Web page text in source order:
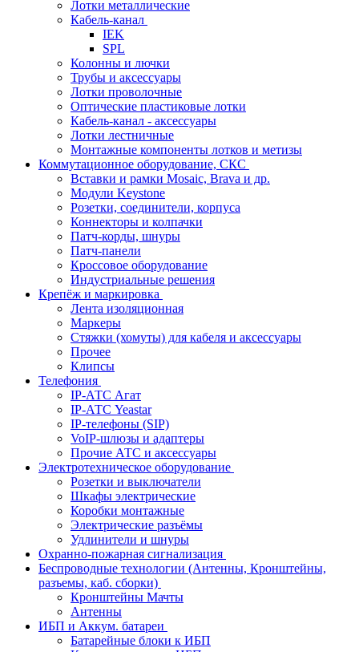
Лотки металлические
Кабель-канал
IEK
SPL
Колонны и лючки
Трубы и аксессуары
Лотки проволочные
Оптические пластиковые лотки
Кабель-канал - аксессуары
Лотки лестничные
Монтажные компоненты лотков и метизы
Коммутационное оборудование, СКС
Вставки и рамки Mosaic, Brava и др.
Модули Keystone
Розетки, соединители, корпуса
Коннекторы и колпачки
Патч-корды, шнуры
Патч-панели
Кроссовое оборудование
Индустриальные решения
Крепёж и маркировка
Лента изоляционная
Маркеры
Стяжки (хомуты) для кабеля и аксессуары
Прочее
Клипсы
Телефония
IP-АТС Агат
IP-АТС Yeastar
IP-телефоны (SIP)
VoIP-шлюзы и адаптеры
Прочие АТС и аксессуары
Электротехническое оборудование
Розетки и выключатели
Шкафы электрические
Коробки монтажные
Электрические разъёмы
Удлинители и шнуры
Охранно-пожарная сигнализация
Беспроводные технологии (Антенны, Кронштейны,
разъемы, каб. сборки)
Кронштейны Мачты
Антенны
ИБП и Аккум. батареи
Батарейные блоки к ИБП